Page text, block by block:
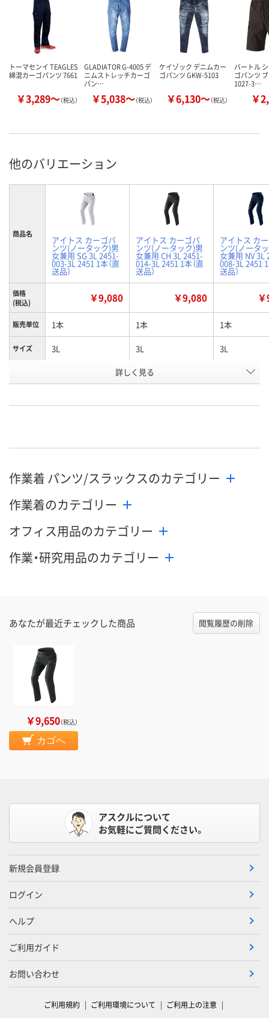
トーマセンイ TEAGLES
綿混カーゴパンツ 7661
￥3,289～（税込）
GLADIATOR G-4005 デ
ニムストレッチカーゴ
パン…
￥5,038～（税込）
ケイゾック デニムカー
ゴパンツ GKW-5103
￥6,130～（税込）
バートル
ゴパンツ
1027-3…
￥
他のバリエーション
商品名
アイトス カーゴパ
ンツ(ノータック)男
女兼用 SG 3L 2451-
003-3L 2451 1本（直
送品）
アイトス カーゴパ
ンツ(ノータック)男
女兼用 CH 3L 2451-
014-3L 2451 1本（直
送品）
アイトス カ
ンツ(ノータ
女兼用 NV 3L
008-3L 2451 1
送品）
価格
(税込)
￥9,080 ￥9,080
販売単位 1本 1本 1本
サイズ 3L 3L 3L
チャコール ネイビー
号
お届け日 8月24日（月）まで 8月24日（月）まで
数量
カゴへ
数量
詳しく見る
作業着 パンツ/スラックスのカテゴリー
作業着のカテゴリー
オフィス用品のカテゴリー
作業・研究用品のカテゴリー
あなたが最近チェックした商品 閲覧履歴の削除
￥9,650（税込）
カゴへ
アスクルについて
お気軽にご質問ください。
新規会員登録
ログイン
ヘルプ
ご利用ガイド
お問い合わせ
ご利用規約 ご利用環境について
ご利用上の注意